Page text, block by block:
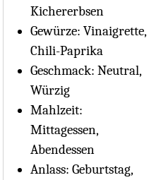
Kichererbsen
Gewürze: Vinaigrette,
Chili-Paprika
Geschmack: Neutral,
Würzig
Mahlzeit:
Mittagessen,
Abendessen
Anlass: Geburtstag,